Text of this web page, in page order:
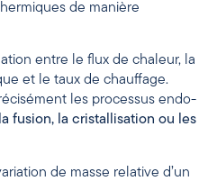
de manière
entre le flux de chaleur, la
et le taux de chauffage.
les processus endo-
la fusion, la cristallisation ou les
de masse relative d’un